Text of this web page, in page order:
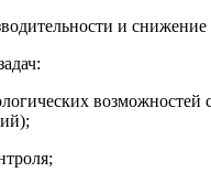
и снижение